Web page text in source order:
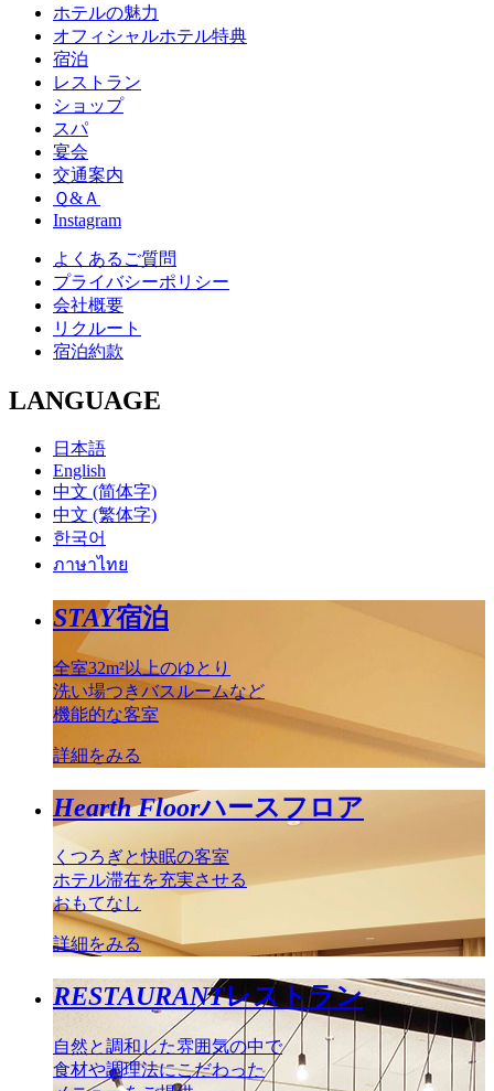
ホテルの魅力
オフィシャルホテル特典
宿泊
レストラン
ショップ
スパ
宴会
交通案内
Ｑ&Ａ
Instagram
よくあるご質問
プライバシーポリシー
会社概要
リクルート
宿泊約款
LANGUAGE
日本語
English
中文 (简体字)
中文 (繁体字)
한국어
ภาษาไทย
STAY宿泊
全室32m²以上のゆとり
洗い場つきバスルームなど
機能的な客室
詳細をみる
Hearth Floorハースフロア
くつろぎと快眠の客室
ホテル滞在を充実させる
おもてなし
詳細をみる
RESTAURANTレストラン
自然と調和した雰囲気の中で
食材や調理法にこだわった